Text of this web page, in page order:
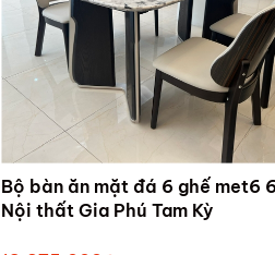
Bộ bàn ăn mặt đá 6 ghế met6
Nội thất Gia Phú Tam Kỳ